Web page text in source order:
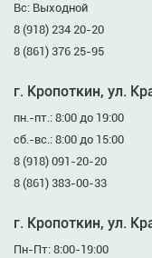
Вс: Выходной
8 (918) 234 20-20
8 (861) 376 25-95
г. Кропоткин, ул.
пн.-пт.: 8:00 до 19:00
сб.-вс.: 8:00 до 15:00
8 (918) 091-20-20
8 (861) 383-00-33
г. Кропоткин, ул.
Пн-Пт: 8:00-19:00